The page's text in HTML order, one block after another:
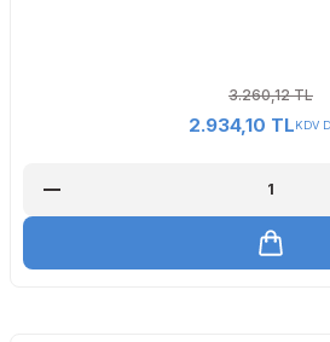
3.260,12 TL
2.934,10 TLKDV